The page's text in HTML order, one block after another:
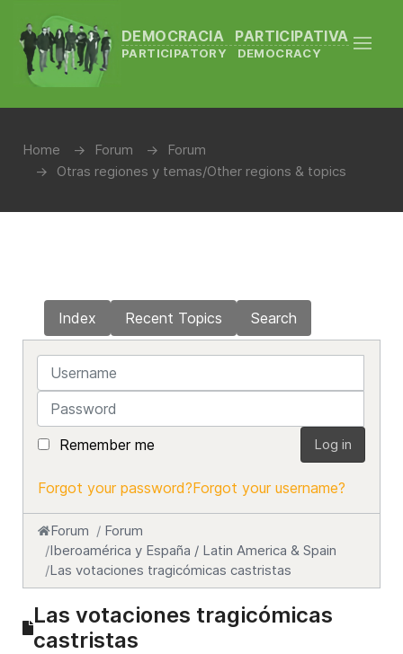
DEMOCRACIA PARTICIPATIVA
PARTICIPATORY DEMOCRACY
Home Forum
Forum
Otras regiones y temas/Other regions & topics
Index Recent Topics Search
Username
Password
Remember me Log in
Forgot your password?Forgot your username?
Forum
Forum
Iberoamérica y España / Latin America & Spain
Las votaciones tragicómicas castristas
Las votaciones tragicómicas
castristas